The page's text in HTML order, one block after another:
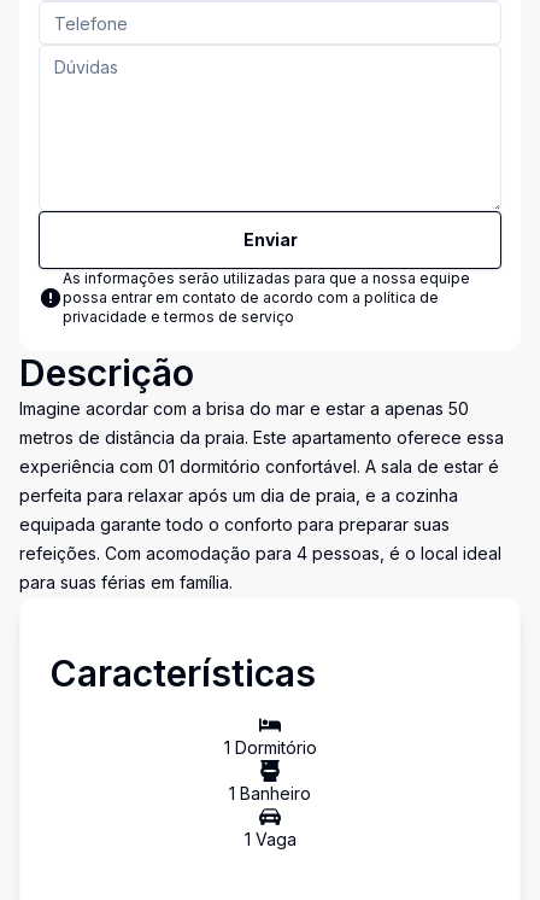
Enviar
As informações serão utilizadas para que a nossa equipe
possa entrar em contato de acordo com a política de
privacidade e termos de serviço
Descrição
Imagine acordar com a brisa do mar e estar a apenas 50
metros de distância da praia. Este apartamento oferece essa
experiência com 01 dormitório confortável. A sala de estar é
perfeita para relaxar após um dia de praia, e a cozinha
equipada garante todo o conforto para preparar suas
refeições. Com acomodação para 4 pessoas, é o local ideal
para suas férias em família.
Características
1 Dormitório
1 Banheiro
1 Vaga